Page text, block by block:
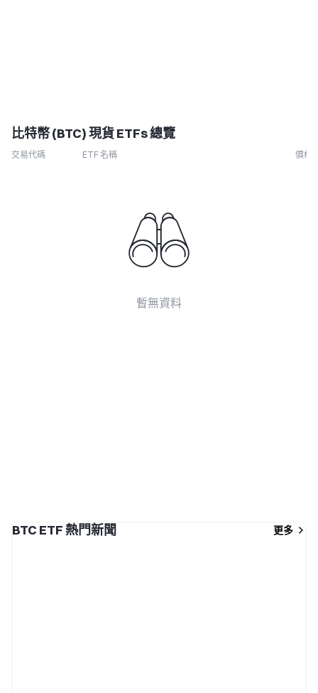
比特幣 (BTC) 現貨 ETFs 總覽
交易代碼 ETF 名稱 價格
暫無資料
BTC ETF 熱門新聞 更多